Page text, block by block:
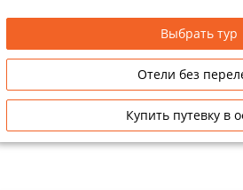
Выбрать тур
Отели без
Купить путевку в